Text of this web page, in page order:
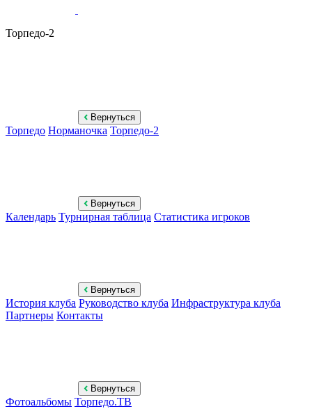
Торпедо-2
Вернуться
Торпедо Норманочка Торпедо-2
Вернуться
Календарь Турнирная таблица Статистика игроков
Вернуться
История клуба Руководство клуба Инфраструктура клуба
Партнеры Контакты
Вернуться
Фотоальбомы Торпедо.ТВ